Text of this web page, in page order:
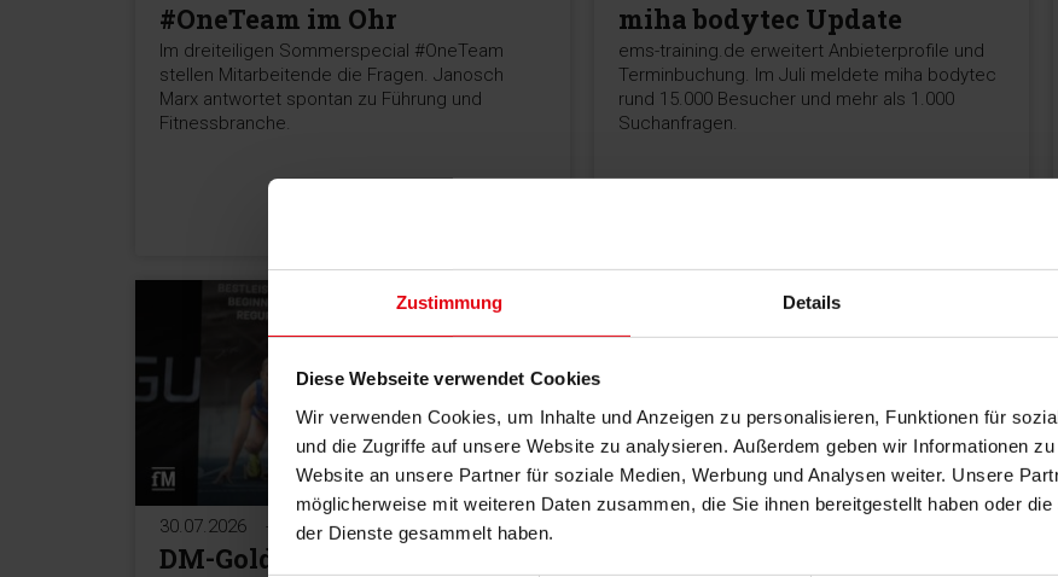
Zustimmung Details
Diese Webseite verwendet Cookies
Wir verwenden Cookies, um Inhalte und Anzeigen zu personalisieren, Funktionen für
und die Zugriffe auf unsere Website zu analysieren. Außerdem geben wir Informationen
Website an unsere Partner für soziale Medien, Werbung und Analysen weiter. Unsere
möglicherweise mit weiteren Daten zusammen, die Sie ihnen bereitgestellt haben oder
der Dienste gesammelt haben.
#OneTeam im Ohr
Im dreiteiligen Sommerspecial #OneTeam
stellen Mitarbeitende die Fragen. Janosch
Marx antwortet spontan zu Führung und
Fitnessbranche.
miha bodytec Update
ems-training.de erweitert Anbieterprofile und
Terminbuchung. Im Juli meldete miha bodytec
rund 15.000 Besucher und mehr als 1.000
Suchanfragen.
30.07.2026 -Anzeige-
DM-Gold und PB